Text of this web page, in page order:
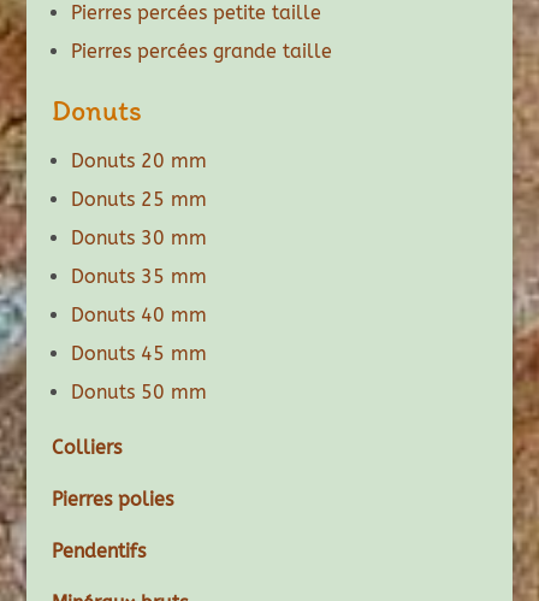
Pierres percées petite taille
Pierres percées grande taille
Donuts
Donuts 20 mm
Donuts 25 mm
Donuts 30 mm
Donuts 35 mm
Donuts 40 mm
Donuts 45 mm
Donuts 50 mm
Colliers
Pierres polies
Pendentifs